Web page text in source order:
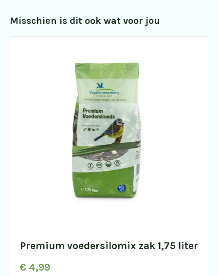
Misschien is dit ook wat voor jou
Premium voedersilomix zak 1,75 liter
€ 4,99